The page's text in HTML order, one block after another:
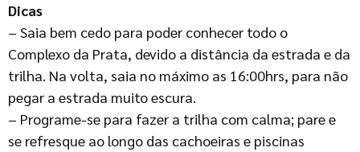
Dicas
– Saia bem cedo para poder conhecer todo o
Complexo da Prata, devido a distância da estrada e da
trilha. Na volta, saia no máximo as 16:00hrs, para não
pegar a estrada muito escura.
– Programe-se para fazer a trilha com calma; pare e
se refresque ao longo das cachoeiras e piscinas